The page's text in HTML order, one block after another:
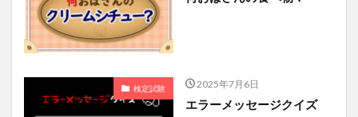
検定試験 2025年7月6日
エラーメッセージクイズ